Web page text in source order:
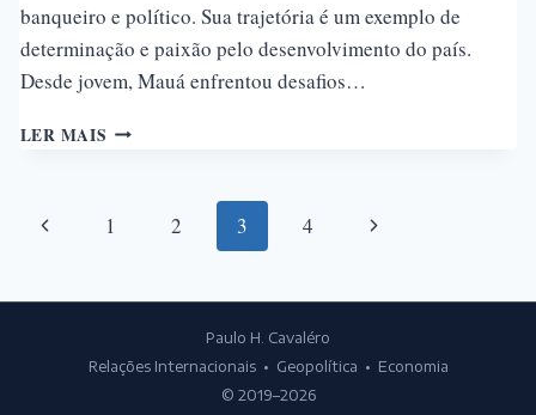
banqueiro e político. Sua trajetória é um exemplo de
determinação e paixão pelo desenvolvimento do país.
Desde jovem, Mauá enfrentou desafios…
LER MAIS VISCONDE
Navegação
Página
1 2 3 4
Página
Paulo H. Cavaléro
Relações Internacionais • Geopolítica • Economia
© 2019–2026